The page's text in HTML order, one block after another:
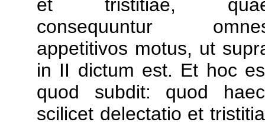
et tristitiae,
consequuntur
appetitivos motus, ut
in II dictum est. Et hoc
quod subdit: quod
scilicet delectatio et